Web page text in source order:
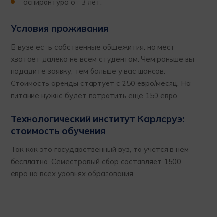
аспирантура от 3 лет.
Условия проживания
В вузе есть собственные общежития, но мест
хватает далеко не всем студентам. Чем раньше вы
подадите заявку, тем больше у вас шансов.
Стоимость аренды стартует с 250 евро/месяц. На
питание нужно будет потратить еще 150 евро.
Технологический институт Карлсруэ:
стоимость обучения
Так как это государственный вуз, то учатся в нем
бесплатно. Семестровый сбор составляет 1500
евро на всех уровнях образования.